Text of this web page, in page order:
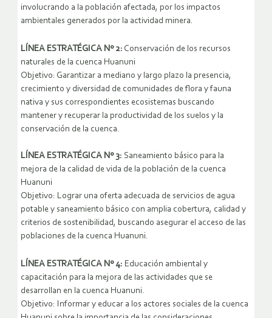
involucrando a la población afectada, por los impactos
ambientales generados por la actividad minera.
LÍNEA ESTRATÉGICA Nº 2: Conservación de los recursos
naturales de la cuenca Huanuni
Objetivo: Garantizar a mediano y largo plazo la presencia,
crecimiento y diversidad de comunidades de flora y fauna
nativa y sus correspondientes ecosistemas buscando
mantener y recuperar la productividad de los suelos y la
conservación de la cuenca.
LÍNEA ESTRATÉGICA Nº 3: Saneamiento básico para la
mejora de la calidad de vida de la población de la cuenca
Huanuni
Objetivo: Lograr una oferta adecuada de servicios de agua
potable y saneamiento básico con amplia cobertura, calidad y
criterios de sostenibilidad, buscando asegurar el acceso de las
poblaciones de la cuenca Huanuni.
LÍNEA ESTRATÉGICA Nº 4: Educación ambiental y
capacitación para la mejora de las actividades que se
desarrollan en la cuenca Huanuni.
Objetivo: Informar y educar a los actores sociales de la cuenca